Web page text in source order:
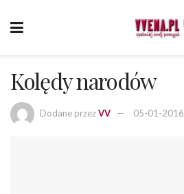
Kolędy narodów
Dodane przezVV 05-01-2016